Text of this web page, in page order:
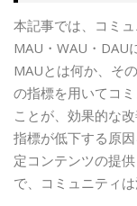
本記事では、コミ
MAU・WAU・DAU
MAUとは何か、そ
の指標を用いてコ
ことが、効果的な
指標が低下する原
定コンテンツの提
で、コミュニティは